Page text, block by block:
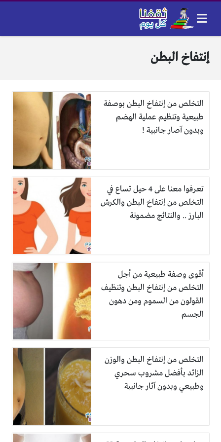
إنتفاخ البطن
التخلص من إنتفاخ البطن بوصفة
طبيعية وتنظيم عملية الهضم
وبدون آصار جانبية !
تعرفوا معنا على 4 حيل تساع في
التخلص من إنتفاخ البطن والكرش
البارز .. والنتائج مضمونة
أقوى وصفة طبيعية من أجل
التخلص من إنتفاخ البطن وتنظيف
القولون من السموم ومن دهون
الجسم
التخلص من إنتفاخ البطن والوزن
الزائد بأفضل مشروب سحري
وطبيعي وبدون آثار جانبية